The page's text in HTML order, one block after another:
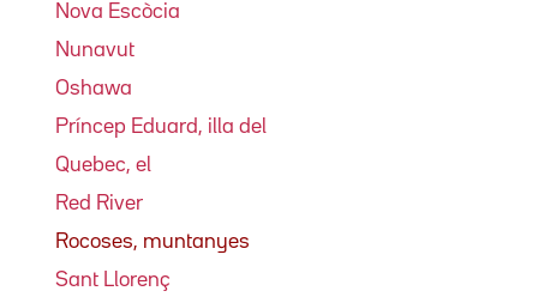
Nova Escòcia
Nunavut
Oshawa
Príncep Eduard, illa del
Quebec, el
Red River
Rocoses, muntanyes
Sant Llorenç